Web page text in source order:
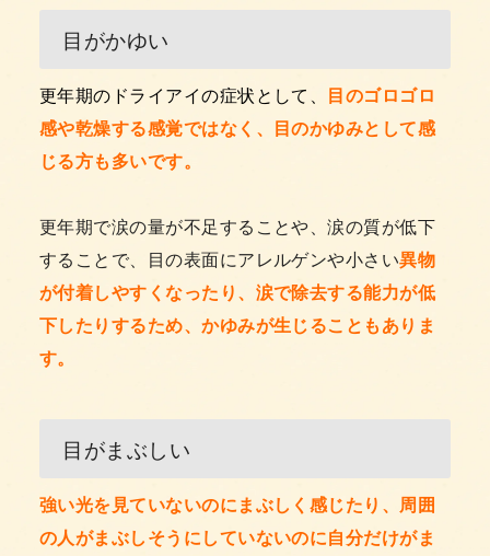
目がかゆい
更年期のドライアイの症状として、 目のゴロゴロ
感や乾燥する感覚ではなく、目のかゆみとして感
じる方も多いです。
更年期で涙の量が不足することや、涙の質が低下
することで、目の表面にアレルゲンや小さい異物
が付着しやすくなったり、涙で除去する能力が低
下したりするため、かゆみが生じることもありま
す。
目がまぶしい
強い光を見ていないのにまぶしく感じたり、周囲
の人がまぶしそうにしていないのに自分だけがま